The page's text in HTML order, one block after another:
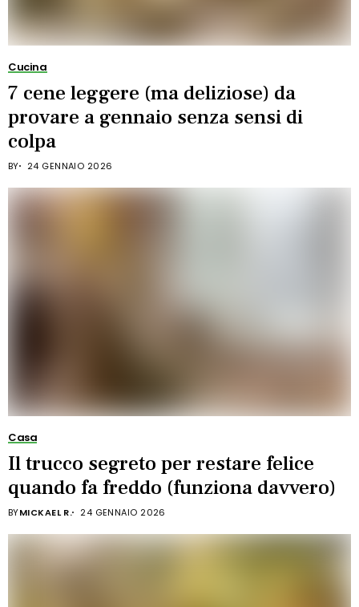
Cucina
7 cene leggere (ma deliziose) da
provare a gennaio senza sensi di
colpa
BY 24 GENNAIO 2026
Casa
Il trucco segreto per restare felice
quando fa freddo (funziona davvero)
BYMICKAEL R. 24 GENNAIO 2026